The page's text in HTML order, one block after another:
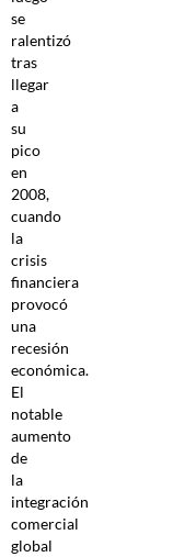
se
ralentizó
tras
llegar
a
su
pico
en
2008,
cuando
la
crisis
financiera
provocó
una
recesión
económica.
El
notable
aumento
de
la
integración
comercial
global